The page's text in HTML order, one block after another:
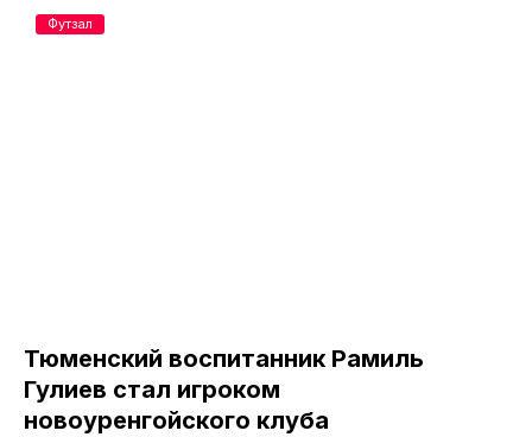
Тюменский воспитанник Рамиль
Гулиев стал игроком
новоуренгойского клуба
Футзал